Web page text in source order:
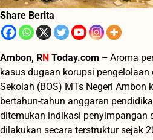
Share Berita
Ambon, RN Today.com – Aroma
kasus dugaan korupsi
Sekolah (BOS) MTs Negeri Ambon
bertahun-tahun anggaran
ditemukan indikasi penyimpangan
dilakukan secara terstruktur sejak